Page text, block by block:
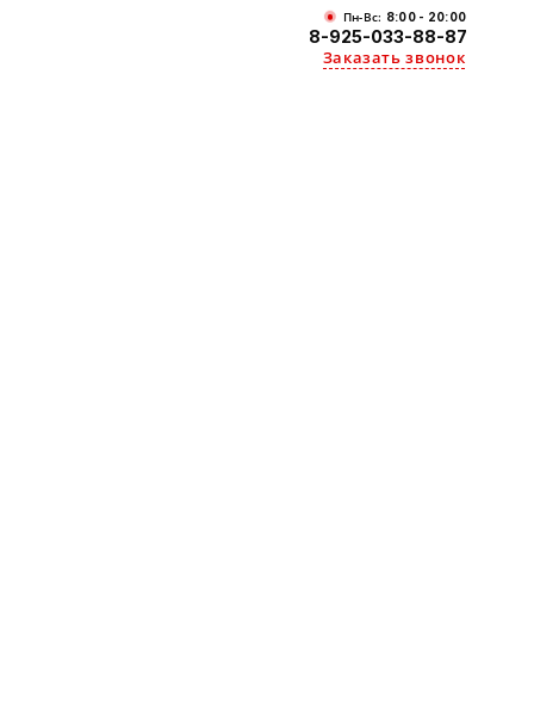
Пн-Вс: 8:00 - 20:00
8-925-033-88-87
Заказать звонок